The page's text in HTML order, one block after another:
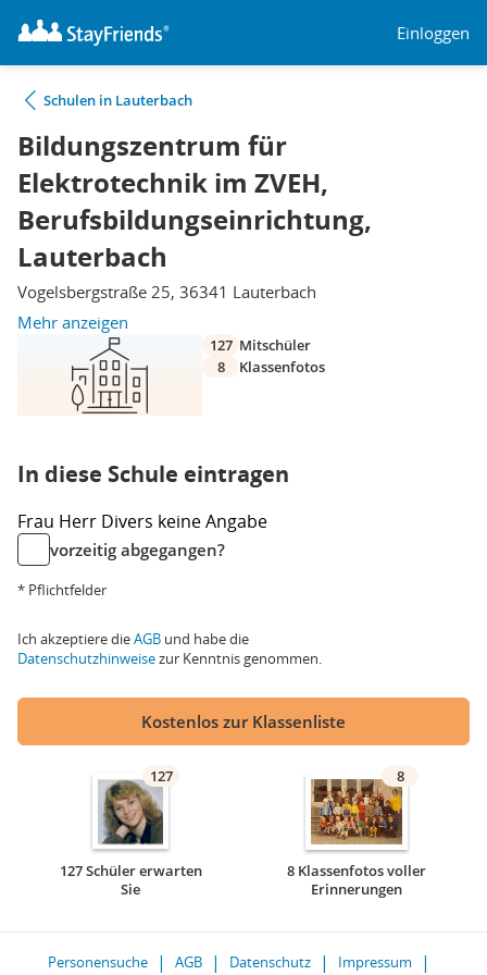
Einloggen
Schulen in Lauterbach
Bildungszentrum für
Elektrotechnik im ZVEH,
Berufsbildungseinrichtung,
Lauterbach
Vogelsbergstraße 25, 36341 Lauterbach
Mehr anzeigen
127 Mitschüler
8
Klassenfotos
In diese Schule eintragen
Frau Herr Divers keine Angabe
vorzeitig abgegangen?
* Pflichtfelder
Ich akzeptiere dieAGB und habe die
Datenschutzhinweisezur Kenntnis genommen.
Kostenlos zur Klassenliste
127
127 Schüler erwarten
Sie
8
8 Klassenfotos voller
Erinnerungen
Personensuche AGB Datenschutz Impressum